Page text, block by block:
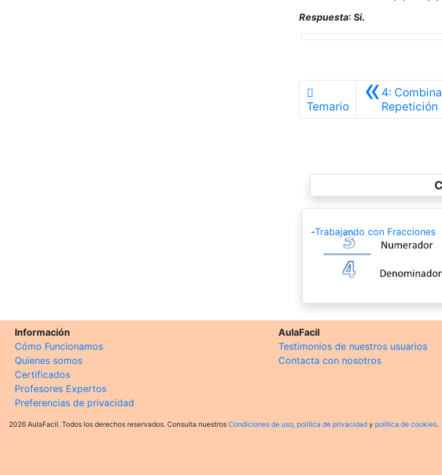
Respuesta: Sí.
Temario «4:
Repetición
-Trabajando con Fracciones
Información
Cómo Funcionamos
Quienes somos
Certificados
Profesores Expertos
Preferencias de privacidad
AulaFacil
Testimonios de nuestros usuarios
Contacta con nosotros
2026 AulaFacil. Todos los derechos reservados. Consulta nuestros Condiciones de uso, política de privacidad y política de cookies.